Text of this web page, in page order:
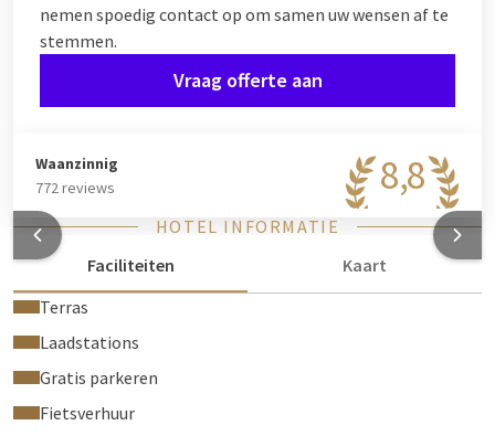
nemen spoedig contact op om samen uw wensen af te
stemmen.
Vraag offerte aan
8,8
Waanzinnig
772 reviews
HOTEL INFORMATIE
Faciliteiten
Kaart
Terras
Laadstations
Gratis parkeren
Fietsverhuur